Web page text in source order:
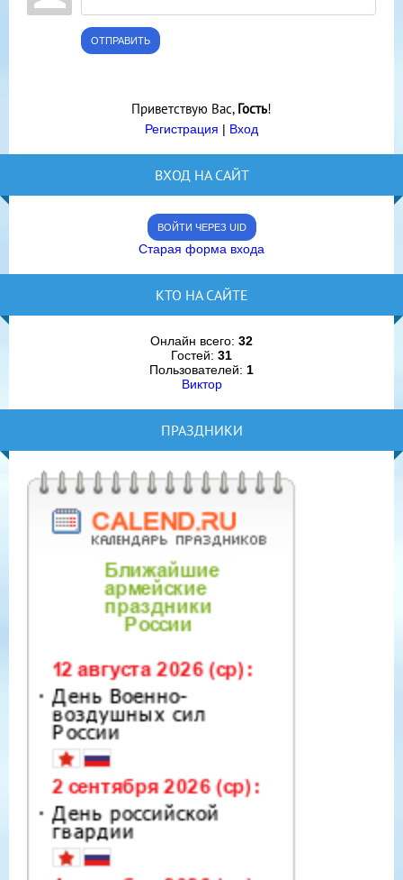
ОТПРАВИТЬ
Приветствую Вас, Гость!
Регистрация | Вход
ВХОД НА САЙТ
ВОЙТИ ЧЕРЕЗ UID
Старая форма входа
КТО НА САЙТЕ
Онлайн всего: 32
Гостей: 31
Пользователей: 1
Виктор
ПРАЗДНИКИ